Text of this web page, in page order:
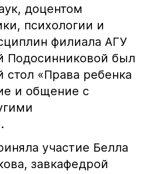
доцентом
психологии и
филиала АГУ
Подосинниковой был
стол «Права ребенка
и общение с
участие Белла
завкафедрой